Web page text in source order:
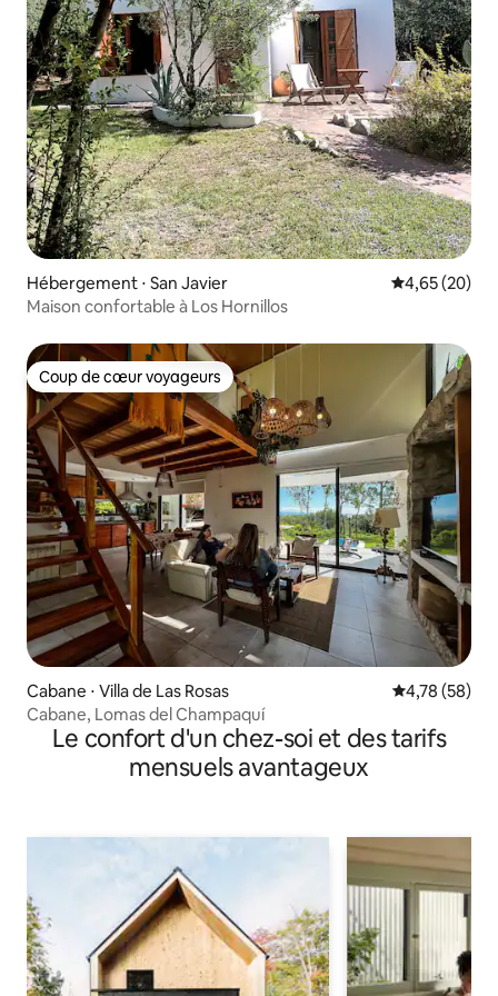
Hébergement ⋅ San Javier Évaluation
4,65 (20)
Maison confortable à Los Hornillos
Coup de cœur voyageurs
Coup de cœur voyageurs
Cabane ⋅ Villa de Las Rosas Évaluation
4,78 (58)
Cabane, Lomas del Champaquí
Le confort d'un chez-soi et des tarifs
mensuels avantageux